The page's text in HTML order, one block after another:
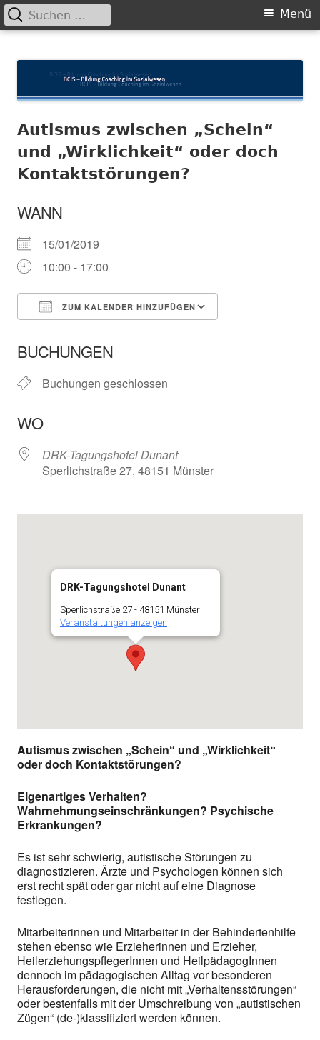
zum
Primäres
Menü
Suchen
nach:
Autismus zwischen „Schein“
und „Wirklichkeit“ oder doch
Kontaktstörungen?
WANN
15/01/2019
10:00 - 17:00
ZUM KALENDER HINZUFÜGEN
BUCHUNGEN
Buchungen geschlossen
WO
DRK-Tagungshotel Dunant
Sperlichstraße 27, 48151 Münster
DRK-Tagungshotel Dunant
Sperlichstraße 27 - 48151 Münster
Veranstaltungen anzeigen
Autismus zwischen „Schein“ und „Wirklichkeit“
oder doch Kontaktstörungen?
Eigenartiges Verhalten?
Wahrnehmungseinschränkungen? Psychische
Erkrankungen?
Es ist sehr schwierig, autistische Störungen zu
diagnostizieren. Ärzte und Psychologen können sich
erst recht spät oder gar nicht auf eine Diagnose
festlegen.
Mitarbeiterinnen und Mitarbeiter in der Behindertenhilfe
stehen ebenso wie Erzieherinnen und Erzieher,
HeilerziehungspflegerInnen und HeilpädagogInnen
dennoch im pädagogischen Alltag vor besonderen
Herausforderungen, die nicht mit „Verhaltensstörungen“
oder bestenfalls mit der Umschreibung von „autistischen
Zügen“ (de-)klassifiziert werden können.